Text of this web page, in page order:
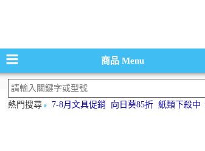
商品Menu
熱門搜尋 7-8月文具促銷 向日葵85折 紙類下殺中